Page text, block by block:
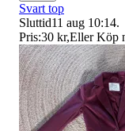
Svart top
Sluttid11 aug 10:14.
Pris:30 kr,Eller Köp